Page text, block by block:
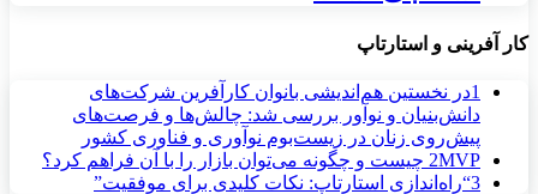
کار آفرینی و استارتاپ
1در نخستین هم‌اندیشی بانوان کارآفرین شرکت‌های
دانش‌بنیان و نوآور بررسی شد: چالش‌ها و فرصت‌های
پیش‌روی زنان در زیست‌بوم نوآوری و فناوری کشور
2MVP چیست و چگونه می‌توان بازار را با آن فراهم کرد؟
3“راه‌اندازی استارتاپ: نکات کلیدی برای موفقیت”